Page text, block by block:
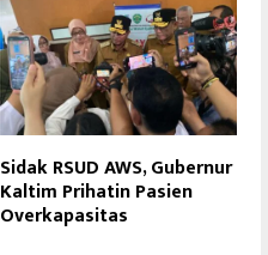
Sidak RSUD AWS, Gubernur
Kaltim Prihatin Pasien
Overkapasitas